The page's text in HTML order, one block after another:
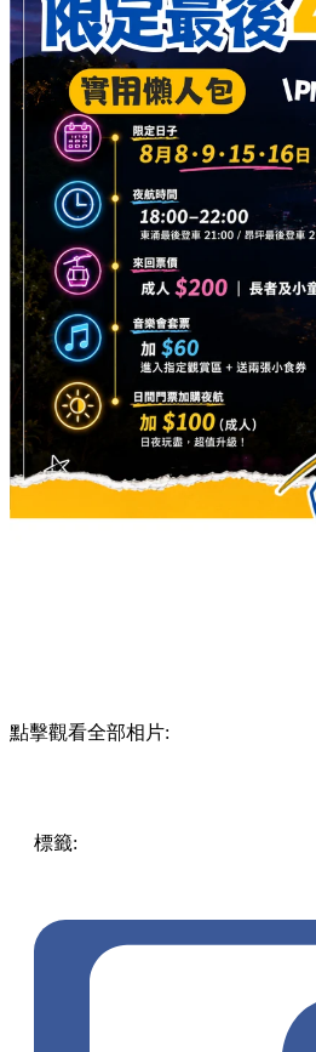
點擊觀看全部相片:
標籤: